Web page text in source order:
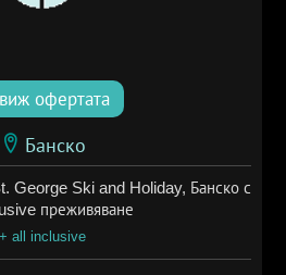
виж офертата
Банско
George Ski and Holiday, Банско с
преживяване
+ all inclusive